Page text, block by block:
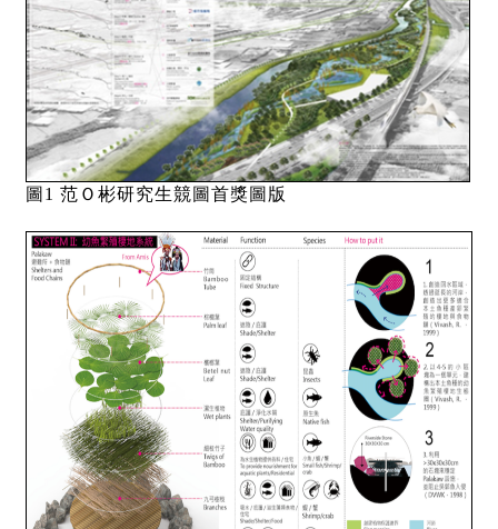
圖1 范 Ｏ 彬研究生競圖首獎圖版